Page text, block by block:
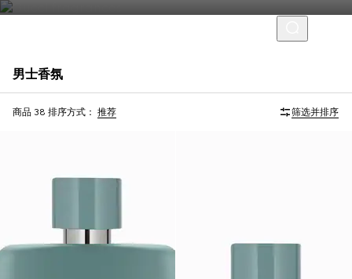
男士香氛
商品 38 排序方式： 推荐 筛选并排序
限量版